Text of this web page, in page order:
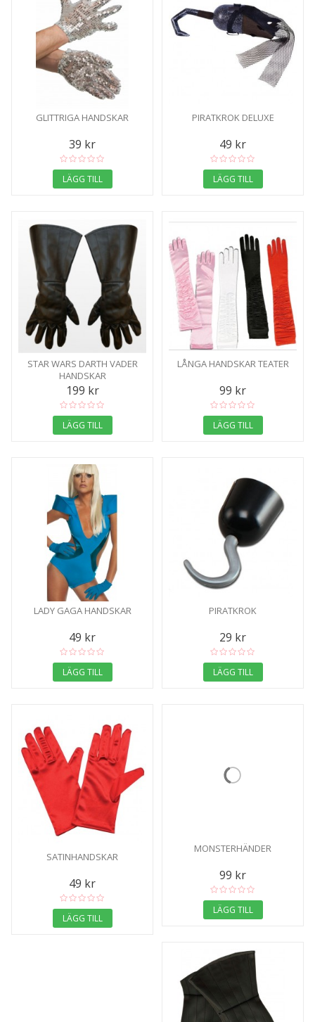
GLITTRIGA HANDSKAR
39 kr
LÄGG TILL
PIRATKROK DELUXE
49 kr
LÄGG TILL
STAR WARS DARTH VADER
HANDSKAR
199 kr
LÄGG TILL
LÅNGA HANDSKAR TEATER
99 kr
LÄGG TILL
LADY GAGA HANDSKAR
49 kr
LÄGG TILL
PIRATKROK
29 kr
LÄGG TILL
SATINHANDSKAR
49 kr
LÄGG TILL
MONSTERHÄNDER
99 kr
LÄGG TILL